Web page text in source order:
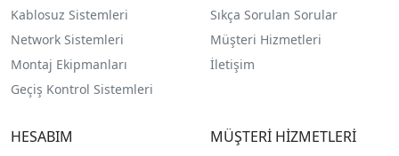
Kablosuz Sistemleri
Network Sistemleri
Montaj Ekipmanları
Geçiş Kontrol Sistemleri
Sıkça Sorulan Sorular
Müşteri Hizmetleri
İletişim
HESABIM MÜŞTERİ HİZMETLERİ